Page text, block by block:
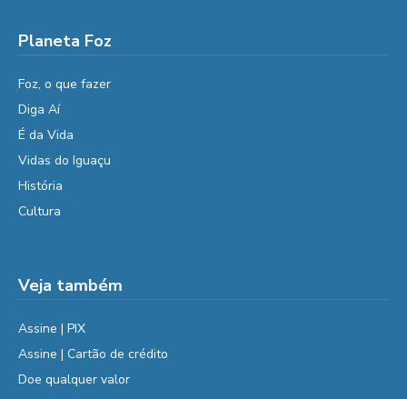
Planeta Foz
Foz, o que fazer
Diga Aí
É da Vida
Vidas do Iguaçu
História
Cultura
Veja também
Assine | PIX
Assine | Cartão de crédito
Doe qualquer valor